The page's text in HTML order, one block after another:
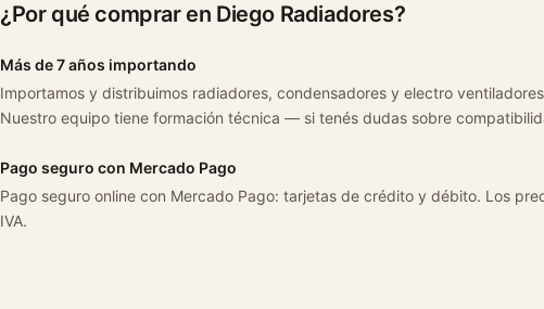
¿Por qué comprar en Diego Radiadores?
Más de 7 años importando
Importamos y distribuimos radiadores, condensadores y electro
Nuestro equipo tiene formación técnica — si tenés dudas sobre
Pago seguro con Mercado Pago
Pago seguro online con Mercado Pago: tarjetas de crédito y débito. Los
IVA.